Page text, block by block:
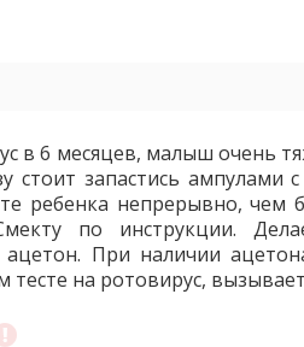
в 6 месяцев, малыш очень
стоит запастись ампулами
ребенка непрерывно, чем
по инструкции.
ацетон. При наличии
на ротовирус,